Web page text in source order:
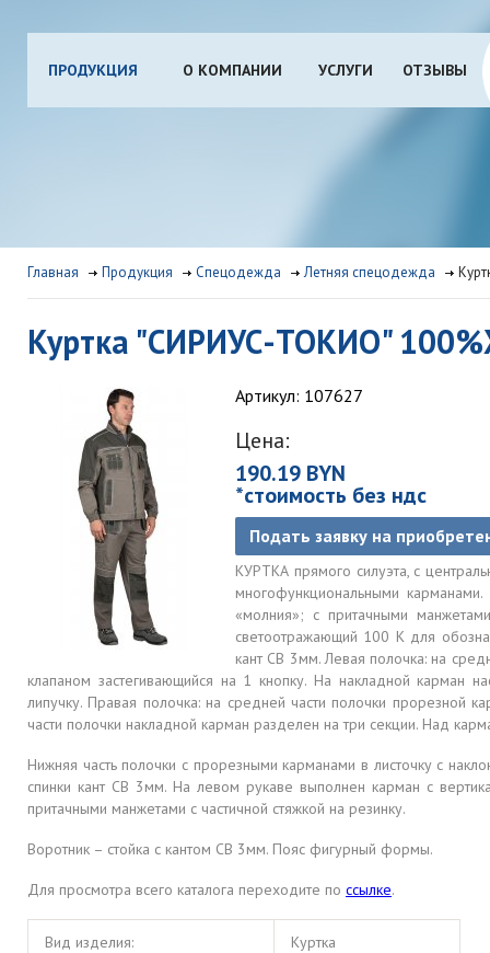
ПРОДУКЦИЯ О КОМПАНИИ УСЛУГИ ОТЗЫВЫ
Главная Продукция Спецодежда Летняя спецодежда
Куртка "СИРИУС-ТОКИО"
Артикул: 107627
Цена:
190.19 BYN
*стоимость без ндс
Подать заявку на
КУРТКА прямого силуэта, с
многофункциональными
«молния»; с притачными
светоотражающий 100 К для
кант СВ 3мм. Левая полочка: на
клапаном застегивающийся на 1 кнопку. На накладной карман
липучку. Правая полочка: на средней части полочки прорезной
части полочки накладной карман разделен на три секции. Над
Нижняя часть полочки с прорезными карманами в листочку с
спинки кант СВ 3мм. На левом рукаве выполнен карман с
притачными манжетами с частичной стяжкой на резинку.
Воротник – стойка с кантом СВ 3мм. Пояс фигурный формы.
Для просмотра всего каталога переходите по ссылке.
Вид изделия: Куртка